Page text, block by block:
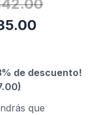
de descuento!
que